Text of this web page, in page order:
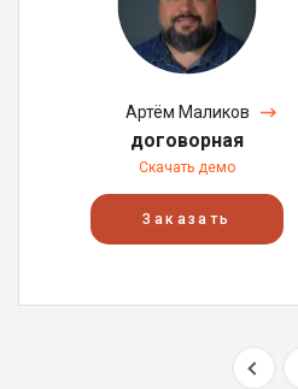
Артём Маликов
договорная
Скачать демо
Заказать